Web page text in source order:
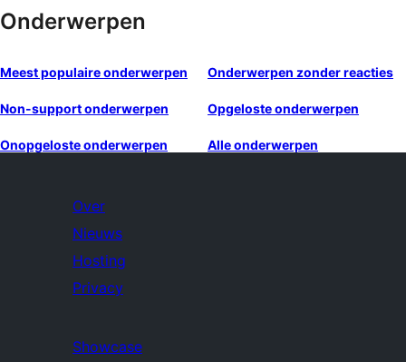
Onderwerpen
Meest populaire onderwerpen Onderwerpen zonder reacties
Non-support onderwerpen Opgeloste onderwerpen
Onopgeloste onderwerpen Alle onderwerpen
Over
Nieuws
Hosting
Privacy
Showcase